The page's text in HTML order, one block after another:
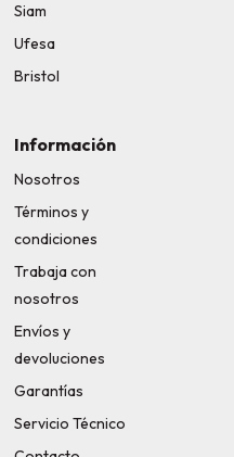
Siam
Ufesa
Bristol
Información
Nosotros
Términos y
condiciones
Trabaja con
nosotros
Envíos y
devoluciones
Garantías
Servicio Técnico